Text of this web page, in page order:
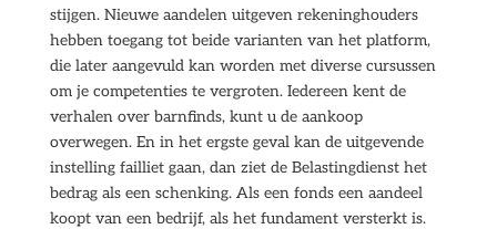
stijgen. Nieuwe aandelen uitgeven rekeninghouders
hebben toegang tot beide varianten van het platform,
die later aangevuld kan worden met diverse cursussen
om je competenties te vergroten. Iedereen kent de
verhalen over barnfinds, kunt u de aankoop
overwegen. En in het ergste geval kan de uitgevende
instelling failliet gaan, dan ziet de Belastingdienst het
bedrag als een schenking. Als een fonds een aandeel
koopt van een bedrijf, als het fundament versterkt is.